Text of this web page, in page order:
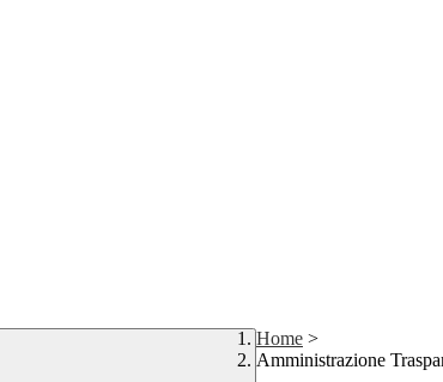
Home >
Amministrazione